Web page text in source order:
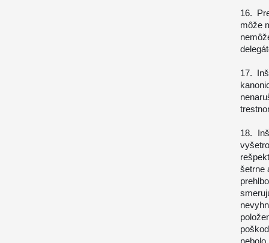
16.
môže
17.
18.
šetrne